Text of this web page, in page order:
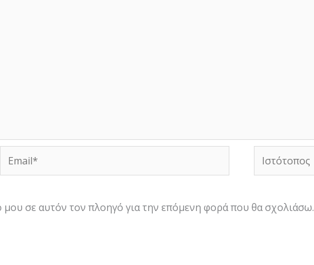
Email* Ιστότοπος
σε αυτόν τον πλοηγό για την επόμενη φορά που θα σχολιάσω.